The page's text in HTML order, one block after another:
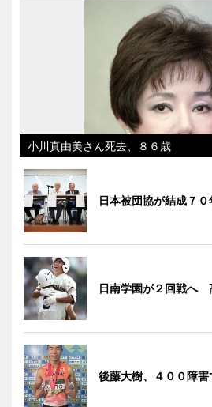
小川真由美さん死去、８６歳
日本被団協が結成７０
日南学園が２回戦へ
後藤大樹、４００障害